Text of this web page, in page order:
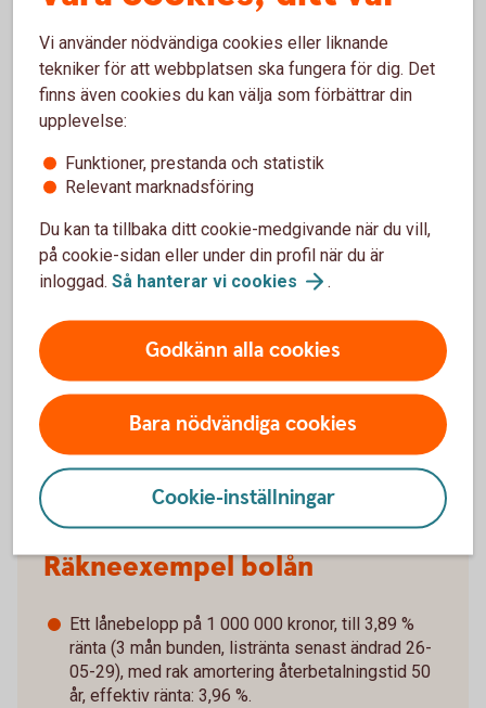
Ansök om lånelöfte
Ansök omlånelöfte
Ansök om nytt bolån
bolån
Räkneexempel bolån
Ett lånebelopp på 1 000 000 kronor, till 3,89 %
ränta (3 mån bunden, listränta senast ändrad 26-
05-29), med rak amortering återbetalningstid 50
år, effektiv ränta: 3,96 %.
Vi använder nödvändiga cookies eller liknande
tekniker för att webbplatsen ska fungera för dig. Det
finns även cookies du kan välja som förbättrar din
upplevelse:
Funktioner, prestanda och statistik
Relevant marknadsföring
Du kan ta tillbaka ditt cookie-medgivande när du vill,
på cookie-sidan eller under din profil när du är
inloggad. Så hanterar vi cookies .
Godkänn alla cookies
Bara nödvändiga cookies
Cookie-inställningar